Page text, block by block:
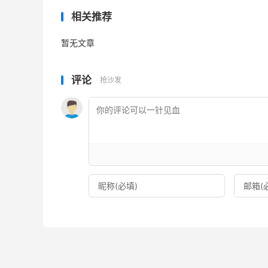
相关推荐
暂无文章
评论 抢沙发